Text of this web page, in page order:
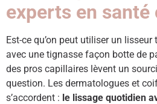
experts en santé
Est-ce qu’on peut utiliser un
avec une tignasse façon botte de
des pros capillaires lèvent un
question. Les dermatologues et
s’accordent : le lissage quotidien